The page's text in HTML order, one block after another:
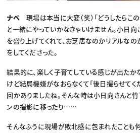
ナベ現場は本当に大変（笑）「どうしたらこ
と一緒にやっていかなきゃいけません。小日
を盛り上げてくれて、お芝居なのかリアルな
をしてくださった。
結果的に、楽しく子育てしている感じが出たか
けど結局機嫌がなおらなくて「後日撮らせてく
回かありましたね。そんな時は小日向さんと
ンの撮影に移ったり……
そんなふうに現場が敗北感に包まれたことも何